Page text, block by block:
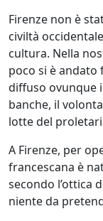
Firenze non è
civiltà
cultura. Nella
poco si è andato
diffuso ovunque
banche, il
lotte del
A Firenze, per
francescana è
secondo l’ottica
niente da